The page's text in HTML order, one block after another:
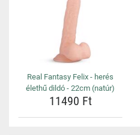
Real Fantasy Felix - herés
élethű dildó - 22cm (natúr)
11490 Ft